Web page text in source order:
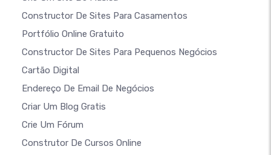
Constructor De Sites Para Casamentos
Portfólio Online Gratuito
Constructor De Sites Para Pequenos Negócios
Cartão Digital
Endereço De Email De Negócios
Criar Um Blog Gratis
Crie Um Fórum
Construtor De Cursos Online